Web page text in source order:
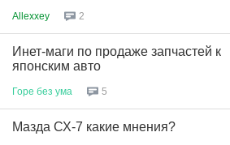
Allexxey 2
Инет-маги по продаже запчастей к
японским авто
Горе без ума 5
Мазда СХ-7 какие мнения?